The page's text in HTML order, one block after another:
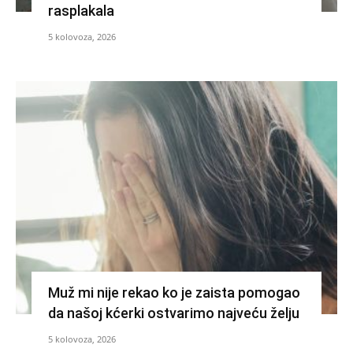
rasplakala
5 kolovoza, 2026
Muž mi nije rekao ko je zaista pomogao
da našoj kćerki ostvarimo najveću želju
5 kolovoza, 2026